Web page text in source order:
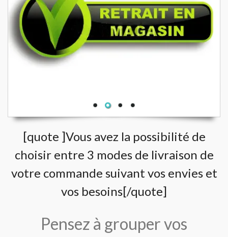
[quote ]Vous avez la possibilité de
choisir entre 3 modes de livraison de
votre commande suivant vos envies et
vos besoins[/quote]
Pensez à grouper vos